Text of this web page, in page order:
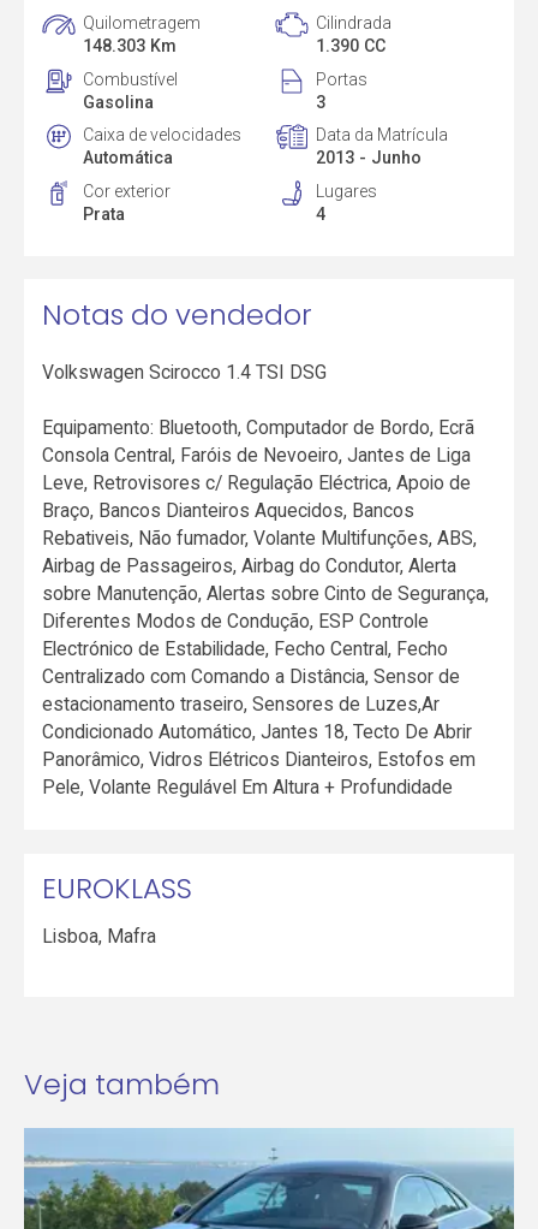
Quilometragem
148.303 Km
Cilindrada
1.390 CC
Combustível
Gasolina
Portas
3
Caixa de velocidades
Automática
Data da Matrícula
2013 - Junho
Cor exterior
Prata
Lugares
4
Notas do vendedor
Volkswagen Scirocco 1.4 TSI DSG
Equipamento: Bluetooth, Computador de Bordo, Ecrã
Consola Central, Faróis de Nevoeiro, Jantes de Liga
Leve, Retrovisores c/ Regulação Eléctrica, Apoio de
Braço, Bancos Dianteiros Aquecidos, Bancos
Rebativeis, Não fumador, Volante Multifunções, ABS,
Airbag de Passageiros, Airbag do Condutor, Alerta
sobre Manutenção, Alertas sobre Cinto de Segurança,
Diferentes Modos de Condução, ESP Controle
Electrónico de Estabilidade, Fecho Central, Fecho
Centralizado com Comando a Distância, Sensor de
estacionamento traseiro, Sensores de Luzes,Ar
Condicionado Automático, Jantes 18, Tecto De Abrir
Panorâmico, Vidros Elétricos Dianteiros, Estofos em
Pele, Volante Regulável Em Altura + Profundidade
EUROKLASS
Lisboa, Mafra
Veja também